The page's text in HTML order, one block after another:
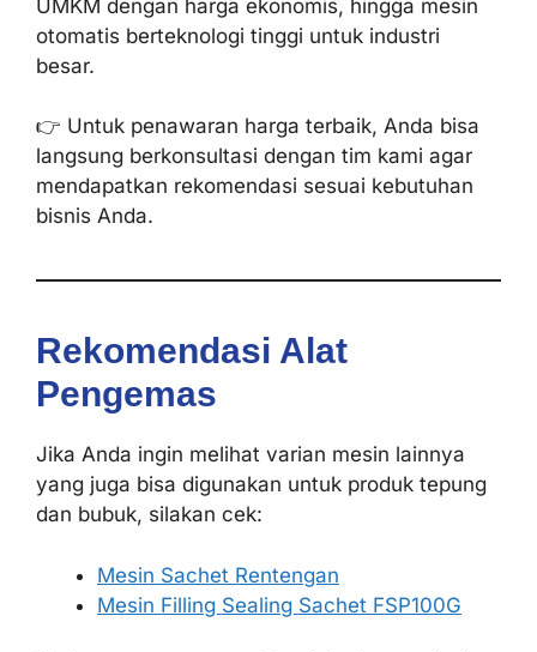
UMKM dengan harga ekonomis, hingga mesin
otomatis berteknologi tinggi untuk industri
besar.
👉 Untuk penawaran harga terbaik, Anda bisa
langsung berkonsultasi dengan tim kami agar
mendapatkan rekomendasi sesuai kebutuhan
bisnis Anda.
Rekomendasi Alat
Pengemas
Jika Anda ingin melihat varian mesin lainnya
yang juga bisa digunakan untuk produk tepung
dan bubuk, silakan cek:
Mesin Sachet Rentengan
Mesin Filling Sealing Sachet FSP100G